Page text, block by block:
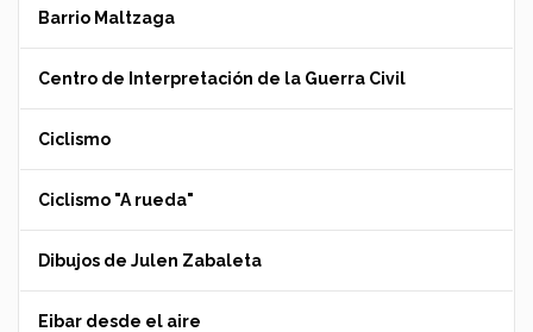
Barrio Maltzaga
Centro de Interpretación de la Guerra Civil
Ciclismo
Ciclismo "A rueda"
Dibujos de Julen Zabaleta
Eibar desde el aire